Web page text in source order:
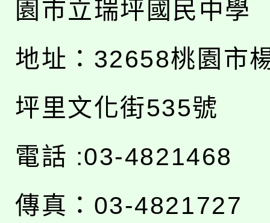
園市立瑞坪國民中學
地址： 32658桃園市
坪里文化街535號
電話 :03-4821468
傳真：03-4821727